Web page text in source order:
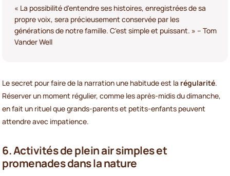
« La possibilité d'entendre ses histoires, enregistrées de sa
propre voix, sera précieusement conservée par les
générations de notre famille. C'est simple et puissant. » – Tom
Vander Well
Le secret pour faire de la narration une habitude est la régularité.
Réserver un moment régulier, comme les après-midis du dimanche,
en fait un rituel que grands-parents et petits-enfants peuvent
attendre avec impatience.
6. Activités de plein air simples et
promenades dans la nature